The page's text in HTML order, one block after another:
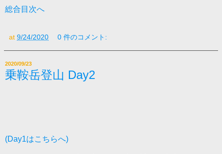
総合目次へ
at 9/24/2020 0 件のコメント:
2020/09/23
乗鞍岳登山 Day2
(Day1はこちらへ)